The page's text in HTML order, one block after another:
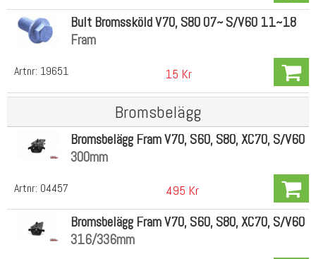
Artnr: 19651
Bult Bromssköld V70, S80 07~ S/V60 11~18
Fram
15 Kr
Bromsbelägg
Artnr: 04457
Bromsbelägg Fram V70, S60, S80, XC70, S/V60
300mm
495 Kr
Bromsbelägg Fram V70, S60, S80, XC70, S/V60
316/336mm